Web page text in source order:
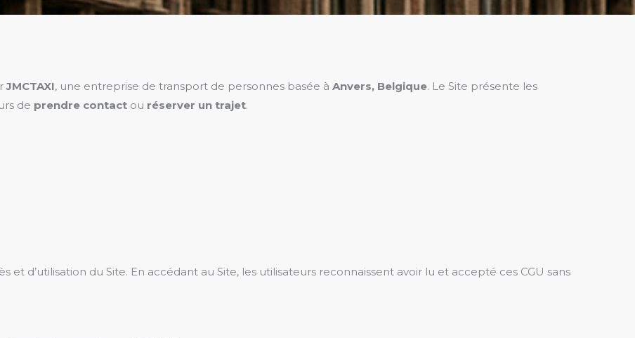
JMCTAXI, une entreprise de transport de personnes basée à Anvers, Belgique. Le Site présente les
de prendre contact ou réserver un trajet.
et d’utilisation du Site. En accédant au Site, les utilisateurs reconnaissent avoir lu et accepté ces CGU sans